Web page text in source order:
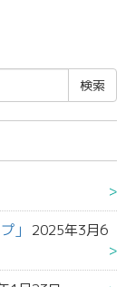
」
2025年3月6